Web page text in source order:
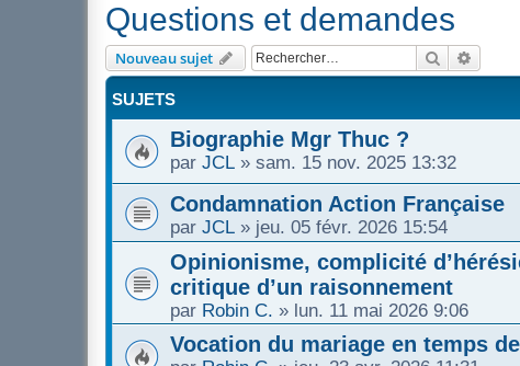
Questions et demandes
Nouveau sujet Rechercher
SUJETS
Biographie Mgr Thuc ?
par JCL » sam. 15 nov. 2025 13:32
Condamnation Action Française
par JCL » jeu. 05 févr. 2026 15:54
Opinionisme, complicité
critique d’un raisonnement
par Robin C. » lun. 11 mai 2026 9:06
Vocation du mariage en temps